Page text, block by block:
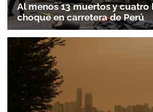
Al menos 13 muertos y cuatro
choque en carretera de Perú